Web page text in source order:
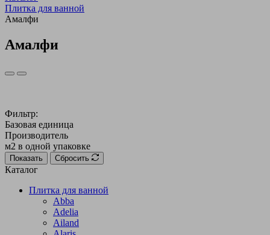
Плитка для ванной
Амалфи
Амалфи
Фильтр:
Базовая единица
Производитель
м2 в одной упаковке
Показать Сбросить
Каталог
Плитка для ванной
Abba
Adelia
Ailand